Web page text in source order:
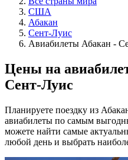
США
Абакан
Сент-Луис
Авиабилеты Абакан -
Цены на
Сент-Луис
Планируете поездку из
авиабилеты по самым
можете найти самые
любой день и выбрать